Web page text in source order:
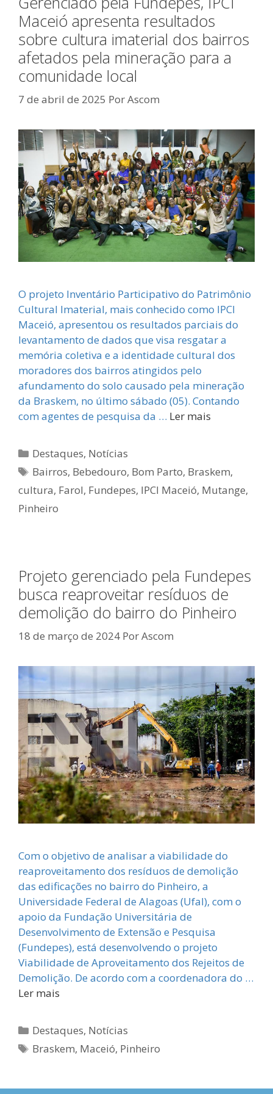
Maceió apresenta resultados
sobre cultura imaterial dos bairros
afetados pela mineração para a
comunidade local
7 de abril de 2025 PorAscom
O projeto Inventário Participativo do Patrimônio
Cultural Imaterial, mais conhecido como IPCI
Maceió, apresentou os resultados parciais do
levantamento de dados que visa resgatar a
memória coletiva e a identidade cultural dos
moradores dos bairros atingidos pelo
afundamento do solo causado pela mineração
da Braskem, no último sábado (05). Contando
com agentes de pesquisa da … Ler mais
Categorias
Destaques, Notícias
Tags
Bairros, Bebedouro, Bom Parto, Braskem,
cultura, Farol, Fundepes, IPCI Maceió, Mutange,
Pinheiro
Projeto gerenciado pela Fundepes
busca reaproveitar resíduos de
demolição do bairro do Pinheiro
18 de março de 2024 PorAscom
Com o objetivo de analisar a viabilidade do
reaproveitamento dos resíduos de demolição
das edificações no bairro do Pinheiro, a
Universidade Federal de Alagoas (Ufal), com o
apoio da Fundação Universitária de
Desenvolvimento de Extensão e Pesquisa
(Fundepes), está desenvolvendo o projeto
Viabilidade de Aproveitamento dos Rejeitos de
Demolição. De acordo com a coordenadora do …
Ler mais
Categorias
Destaques, Notícias
Tags
Braskem, Maceió, Pinheiro